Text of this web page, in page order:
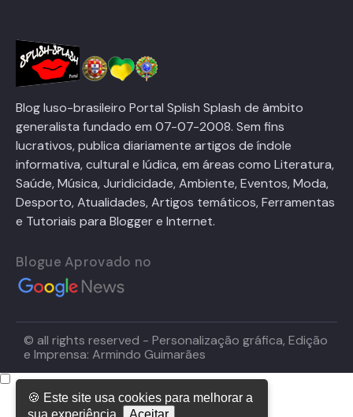
Blog luso-brasileiro Portal Splish Splash de âmbito
generalista fundado em 07-07-2008. Sem fins
lucrativos, publica diariamente artigos de índole
informativa, cultural e lúdica, em áreas como Literatura,
Saúde, Música, Juridicidade, Ambiente, Eventos, Moda,
Desporto, Atualidades, Artigos temáticos, Ferramentas
e Tutoriais para Blogger e Internet.
Blogue Aprovado no
© all rights reserved - Personalização gráfica, Edição
e Imprensa: Armindo Guimarães
🍪 Este site usa cookies para melhorar a
sua experiência.
Aceitar